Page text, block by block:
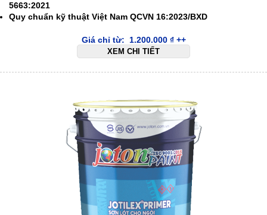
5663:2021
Quy chuẩn kỹ thuật Việt Nam QCVN 16:2023/BXD
Giá chỉ từ: 1.200.000 ₫++
XEM CHI TIẾT